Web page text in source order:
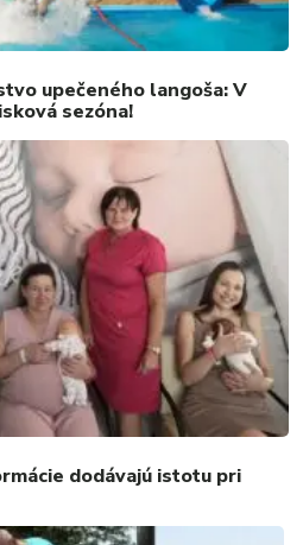
upečeného langoša: V
sezóna!
dodávajú istotu pri